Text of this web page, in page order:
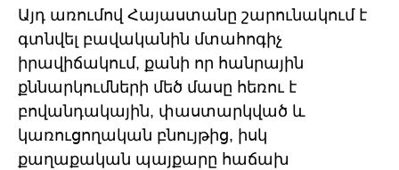
Այդ առումով Հայաստանը շարունակում է
գտնվել բավականին մտահոգիչ
իրավիճակում, քանի որ հանրային
քննարկումների մեծ մասը հեռու է
բովանդակային, փաստարկված և
կառուցողական բնույթից, իսկ
քաղաքական պայքարը հաճախ